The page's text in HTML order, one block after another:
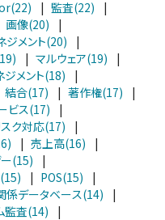
| 監査(22)
|
画像(20)
|
ジメント(20)
|
| マルウェア(19)
|
ジメント(18)
|
結合(17) | 著作権(17)
|
ビス(17)
|
スク対応(17)
|
| 売上高(16)
|
(15)
|
| POS(15)
|
係データベース(14)
|
監査(14)
|